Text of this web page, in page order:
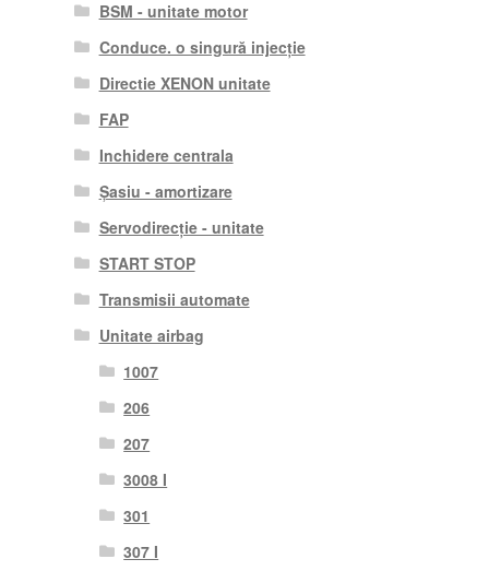
BSM - unitate motor
Conduce. o singură injecție
Directie XENON unitate
FAP
Inchidere centrala
Șasiu - amortizare
Servodirecție - unitate
START STOP
Transmisii automate
Unitate airbag
1007
206
207
3008 I
301
307 I